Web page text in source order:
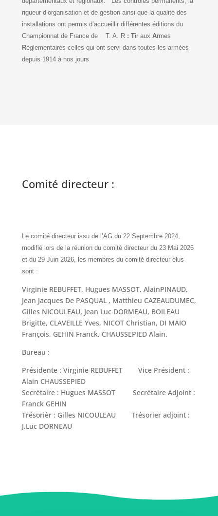
rigueur d’organisation et de gestion ainsi que la qualité des
installations ont permis d’accueillir différentes éditions du
Championnat de France de T. A. R: Tir aux Armes
Réglementaires celles qui ont servi dans toutes les armées
depuis 1914 à nos jours
Comité directeur :
Le comité directeur issu de l’AG du 22 Septembre 2024,
modifié lors de la réunion du comité directeur du 23 Mai 2026
et du 29 Juin 2026, les membres du comité directeur élus
sont :
Virginie REBUFFET, Hugues MASSOT, AlainPINAUD,
Jean Jacques De PASQUAL , Matthieu CAZEAUDUMEC,
Gilles NICOULEAU, Jean Luc DORMEAU, BOILEAU
Brigitte, CLAVEILLE Yves, NICOT Christian, DI MAIO
François, GEHIN Franck, CHAUSSEPIED Alain.
Bureau :
Présidente : Virginie REBUFFET Vice Président :
Alain CHAUSSEPIED
Secrétaire : Hugues MASSOT Secrétaire Adjoint :
Franck GEHIN
Trésorièr : Gilles NICOULEAU Trésorier adjoint :
J.Luc DORNEAU